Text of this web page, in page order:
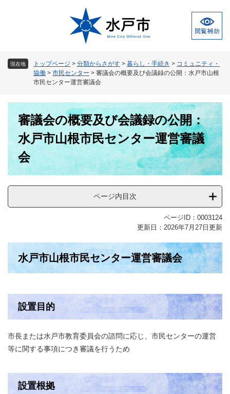
現在地 トップページ > 分類からさがす > 暮らし・手続き > コミュニティ・
協働 > 市民センター > 審議会の概要及び会議録の公開：水戸市山根
市民センター運営審議会
審議会の概要及び会議録の公開：
水戸市山根市民センター運営審議
会
ページ内目次
ページID：0003124
更新日：2026年7月27日更新
水戸市山根市民センター運営審議会
設置目的
市長または水戸市教育委員会の諮問に応じ、市民センターの運営
等に関する事項につき審議を行うため
設置根拠